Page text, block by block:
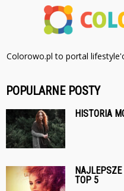
Colorowo.pl to portal
POPULARNE POSTY
HISTORIA
NAJLEPSZE
TOP 5